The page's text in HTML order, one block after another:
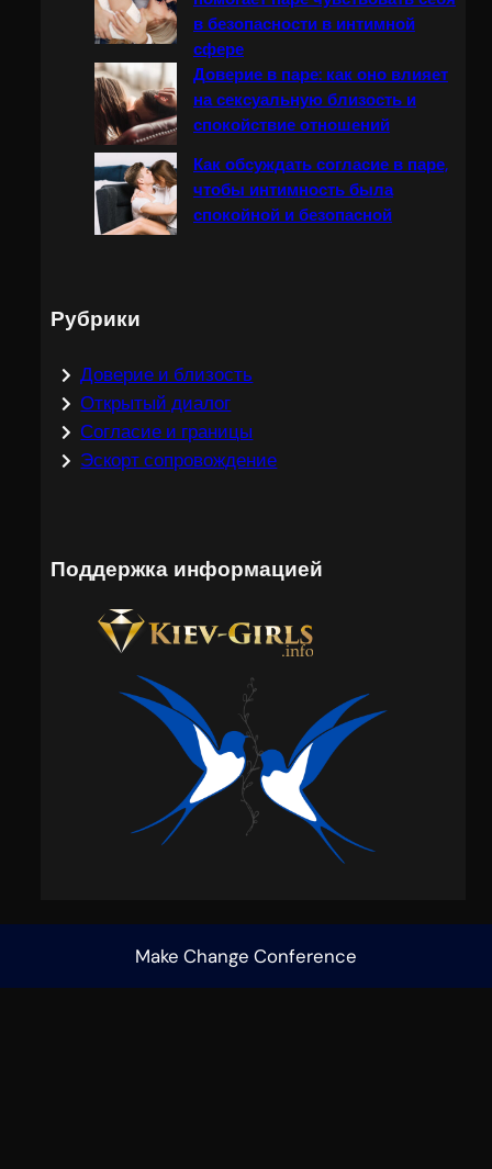
в безопасности в интимной
сфере
Доверие в паре: как оно влияет
на сексуальную близость и
спокойствие отношений
Как обсуждать согласие в паре,
чтобы интимность была
спокойной и безопасной
Рубрики
Доверие и близость
Открытый диалог
Согласие и границы
Эскорт сопровождение
Поддержка информацией
Make Change Conference